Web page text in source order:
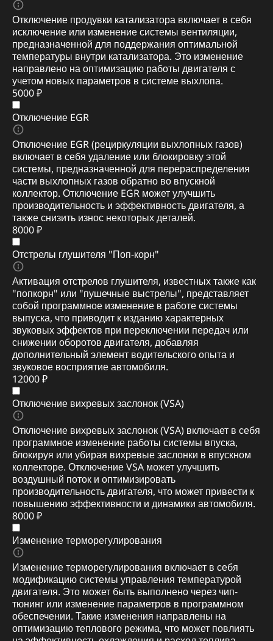
Отключение продувки катализатора включает в себя
исключение или изменение системы вентиляции,
предназначенной для поддержания оптимальной
температуры внутри катализатора. Это изменение
направлено на оптимизацию работы двигателя с
учетом новых параметров в системе выхлопа.
5000 ₽
Отключение EGR
Отключение EGR (рециркуляции выхлопных газов)
включает в себя удаление или блокировку этой
системы, предназначенной для перераспределения
части выхлопных газов обратно во впускной
коллектор. Отключение EGR может улучшить
производительность и эффективность двигателя, а
также снизить износ некоторых деталей.
8000 ₽
Отстрелы глушителя "Поп-корн"
Активация отстрелов глушителя, известных также как
"попкорн" или "пушечные выстрелы", представляет
собой программное изменение в работе системы
выпуска, что приводит к изданию характерных
звуковых эффектов при переключении передач или
снижении оборотов двигателя, добавляя
дополнительный элемент водительского опыта и
звуковое восприятие автомобиля.
12000 ₽
Отключение вихревых заслонок (VSA)
Отключение вихревых заслонок (VSA) включает в себя
программное изменение работы системы впуска,
блокируя или убирая вихревые заслонки в впускном
коллекторе. Отключение VSA может улучшить
воздушный поток и оптимизировать
производительность двигателя, что может привести к
повышению эффективности и динамики автомобиля.
8000 ₽
Изменение терморегулирования
Изменение терморегулирования включает в себя
модификацию системы управления температурой
двигателя. Это может быть выполнено через чип-
тюнинг или изменение параметров в программном
обеспечении. Такие изменения направлены на
оптимизацию теплового режима, что может повлиять